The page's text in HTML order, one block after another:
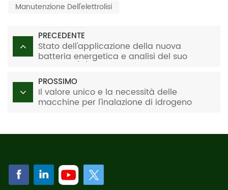
Manutenzione Dell'elettrolisi
PRECEDENTE
Stato dell'applicazione della nuova
batteria energetica e analisi del suo
PROSSIMO
Il valore unico e la necessità delle
macchine per l'inalazione di idrogeno